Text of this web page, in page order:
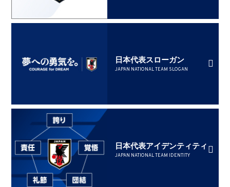
日本代表スローガン
JAPAN NATIONAL TEAM SLOGAN
日本代表アイデンティティ
JAPAN NATIONAL TEAM IDENTITY